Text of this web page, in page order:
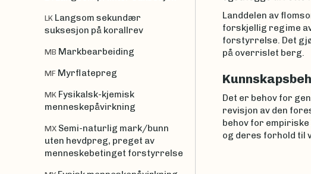
Landdelen av
forskjellig regime
forstyrrelse. Det
på overrislet berg.
Det er behov for
revisjon av den
behov for
og deres forhold til
LK Langsom sekundær
suksesjon på korallrev
MB Markbearbeiding
MF Myrflatepreg
MK Fysikalsk-kjemisk
menneskepåvirkning
MX Semi-naturlig mark/bunn
uten hevdpreg, preget av
menneskebetinget forstyrrelse